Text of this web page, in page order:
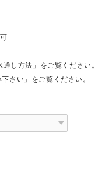
し方法」をご覧ください。
さい」をご覧ください。